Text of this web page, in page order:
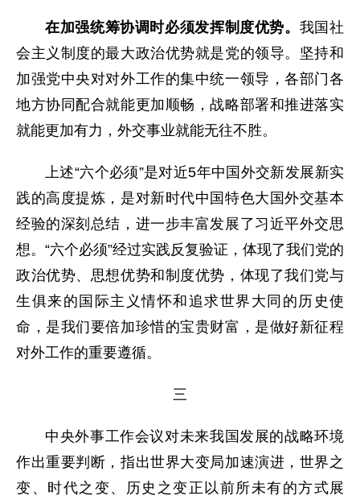
在加强统筹协调时必须发挥制度优势。 我国社
会主义制度的最大政治优势就是党的领导。坚持和
加强党中央对对外工作的集中统一领导，各部门各
地方协同配合就能更加顺畅，战略部署和推进落实
就能更加有力，外交事业就能无往不胜。
上述“六个必须”是对近5年中国外交新发展新实
践的高度提炼，是对新时代中国特色大国外交基本
经验的深刻总结，进一步丰富发展了习近平外交思
想。“六个必须”经过实践反复验证，体现了我们党的
政治优势、思想优势和制度优势，体现了我们党与
生俱来的国际主义情怀和追求世界大同的历史使
命，是我们要倍加珍惜的宝贵财富，是做好新征程
对外工作的重要遵循。
三
中央外事工作会议对未来我国发展的战略环境
作出重要判断，指出世界大变局加速演进，世界之
变、时代之变、历史之变正以前所未有的方式展